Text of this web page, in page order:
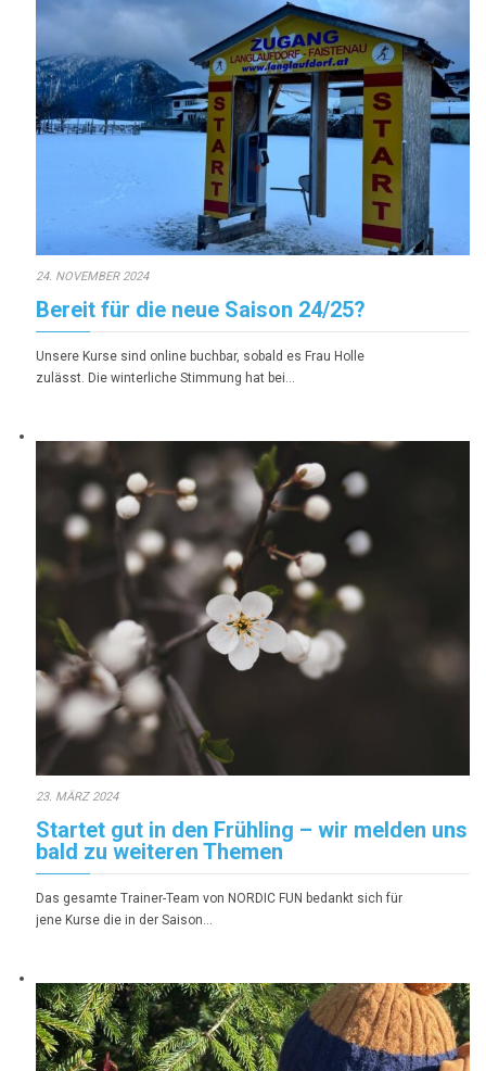
24. NOVEMBER 2024
Bereit für die neue Saison 24/25?
Unsere Kurse sind online buchbar, sobald es Frau Holle
zulässt. Die winterliche Stimmung hat bei…
23. MÄRZ 2024
Startet gut in den Frühling – wir melden uns
bald zu weiteren Themen
Das gesamte Trainer-Team von NORDIC FUN bedankt sich für
jene Kurse die in der Saison…